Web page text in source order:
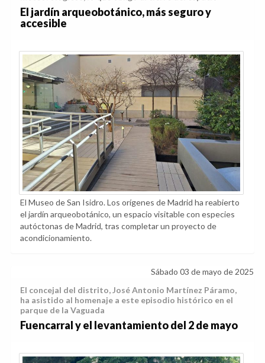
El jardín arqueobotánico, más seguro y
accesible
El Museo de San Isidro. Los orígenes de Madrid ha reabierto
el jardín arqueobotánico, un espacio visitable con especies
autóctonas de Madrid, tras completar un proyecto de
acondicionamiento.
Sábado 03 de mayo de 2025
El concejal del distrito, José Antonio Martínez Páramo,
ha asistido al homenaje a este episodio histórico en el
parque de la Vaguada
Fuencarral y el levantamiento del 2 de mayo